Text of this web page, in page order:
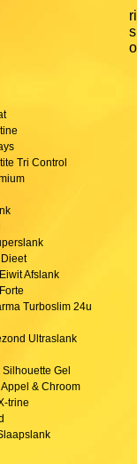
Tri Control
Afslank
Turboslim 24u
Ultraslank
Gel
& Chroom
trine